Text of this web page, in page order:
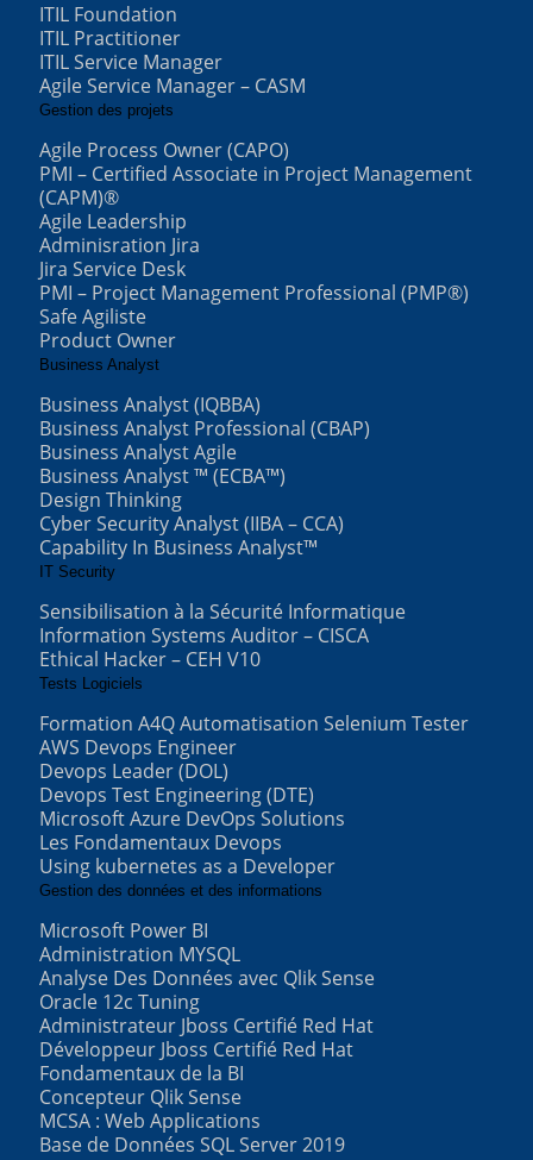
ITIL Foundation
ITIL Practitioner
ITIL Service Manager
Agile Service Manager – CASM
Gestion des projets
Agile Process Owner (CAPO)
PMI – Certified Associate in Project Management
(CAPM)®
Agile Leadership
Adminisration Jira
Jira Service Desk
PMI – Project Management Professional (PMP®)
Safe Agiliste
Product Owner
Business Analyst
Business Analyst (IQBBA)
Business Analyst Professional (CBAP)
Business Analyst Agile
Business Analyst ™ (ECBA™)
Design Thinking
Cyber Security Analyst (IIBA – CCA)
Capability In Business Analyst™
IT Security
Sensibilisation à la Sécurité Informatique
Information Systems Auditor – CISCA
Ethical Hacker – CEH V10
Tests Logiciels
Formation A4Q Automatisation Selenium Tester
AWS Devops Engineer
Devops Leader (DOL)
Devops Test Engineering (DTE)
Microsoft Azure DevOps Solutions
Les Fondamentaux Devops
Using kubernetes as a Developer
Gestion des données et des informations
Microsoft Power BI
Administration MYSQL
Analyse Des Données avec Qlik Sense
Oracle 12c Tuning
Administrateur Jboss Certifié Red Hat
Développeur Jboss Certifié Red Hat
Fondamentaux de la BI
Concepteur Qlik Sense
MCSA : Web Applications
Base de Données SQL Server 2019